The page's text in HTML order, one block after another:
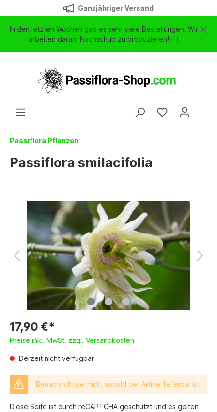
Ganzjähriger Versand
In den letzten Wochen gab es sehr viele Bestellungen. Wir
arbeiten daran, Nachschub zu produzieren! :-)
Passiflora Pflanzen
Passiflora smilacifolia
17,90 €*
Preise inkl. MwSt. zzgl. Versandkosten
Derzeit nicht verfügbar
Benachrichtige mich, sobald der Artikel lieferbar ist.
Diese Seite ist durch reCAPTCHA geschützt und es gelten